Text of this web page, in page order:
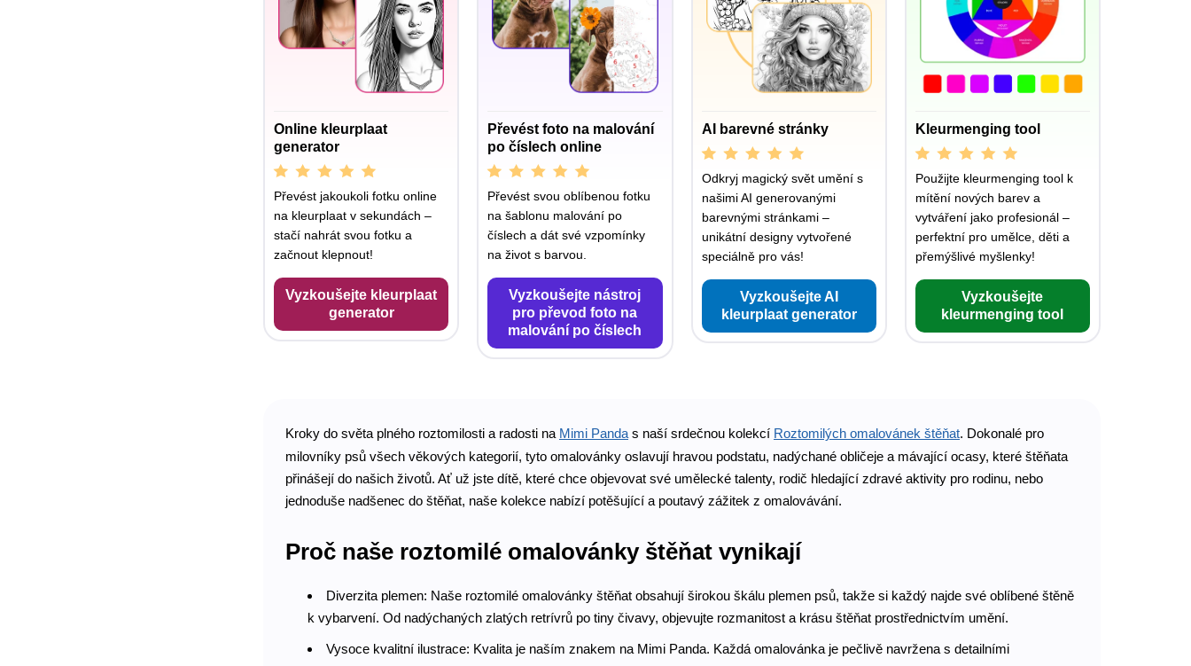
Online kleurplaat
generator
Převést jakoukoli fotku online
na kleurplaat v sekundách –
stačí nahrát svou fotku a
začnout klepnout!
Vyzkoušejte kleurplaat
generator
Převést foto na malování
po číslech online
Převést svou oblíbenou fotku
na šablonu malování po
číslech a dát své vzpomínky
na život s barvou.
Vyzkoušejte nástroj
pro převod foto na
malování po číslech
AI barevné stránky
Odkryj magický svět umění s
našimi AI generovanými
barevnými stránkami –
unikátní designy vytvořené
speciálně pro vás!
Vyzkoušejte AI
kleurplaat generator
Kleurmenging tool
Použijte kleurmenging tool k
mítění nových barev a
vytváření jako profesionál –
perfektní pro umělce, děti a
přemýšlivé myšlenky!
Vyzkoušejte
kleurmenging tool
Kroky do světa plného roztomilosti a radosti na Mimi Panda s naší srdečnou kolekcí Roztomilých omalovánek štěňat. Dokonalé pro
milovníky psů všech věkových kategorií, tyto omalovánky oslavují hravou podstatu, nadýchané obličeje a mávající ocasy, které štěňata
přinášejí do našich životů. Ať už jste dítě, které chce objevovat své umělecké talenty, rodič hledající zdravé aktivity pro rodinu, nebo
jednoduše nadšenec do štěňat, naše kolekce nabízí potěšující a poutavý zážitek z omalovávání.
Proč naše roztomilé omalovánky štěňat vynikají
Diverzita plemen: Naše roztomilé omalovánky štěňat obsahují širokou škálu plemen psů, takže si každý najde své oblíbené štěně
k vybarvení. Od nadýchaných zlatých retrívrů po tiny čivavy, objevujte rozmanitost a krásu štěňat prostřednictvím umění.
Vysoce kvalitní ilustrace: Kvalita je naším znakem na Mimi Panda. Každá omalovánka je pečlivě navržena s detailními